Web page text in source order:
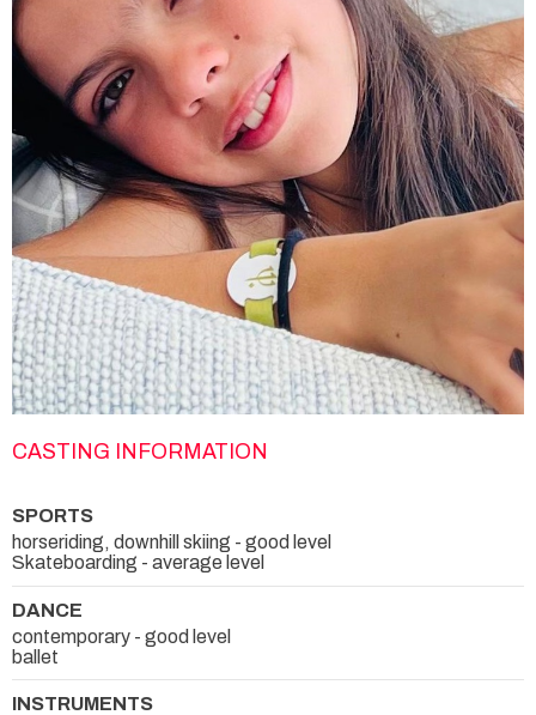
CASTING INFORMATION
SPORTS
horseriding, downhill skiing - good level
Skateboarding - average level
DANCE
contemporary - good level
ballet
INSTRUMENTS